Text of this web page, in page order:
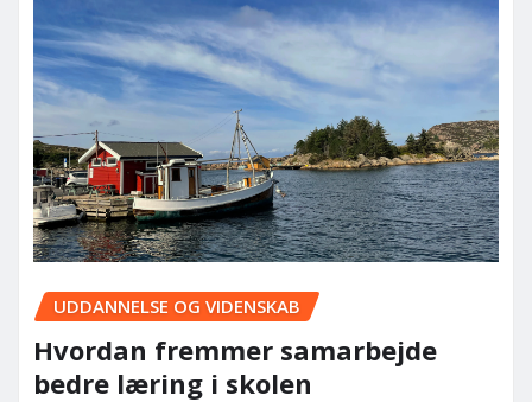
UDDANNELSE OG VIDENSKAB
Hvordan fremmer samarbejde
bedre læring i skolen